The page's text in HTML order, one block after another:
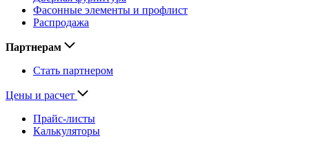
Фасонные элементы и профлист
Распродажа
Партнерам
Стать партнером
Цены и расчет
Прайс-листы
Калькуляторы